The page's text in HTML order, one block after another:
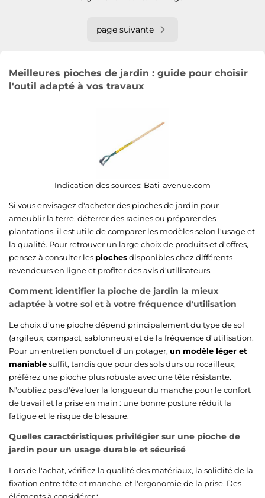
page suivante
Meilleures pioches de jardin : guide pour choisir
l'outil adapté à vos travaux
Indication des sources: Bati-avenue.com
Si vous envisagez d'acheter des pioches de jardin pour
ameublir la terre, déterrer des racines ou préparer des
plantations, il est utile de comparer les modèles selon l'usage et
la qualité. Pour retrouver un large choix de produits et d'offres,
pensez à consulter les piochesdisponibles chez différents
revendeurs en ligne et profiter des avis d'utilisateurs.
Comment identifier la pioche de jardin la mieux
adaptée à votre sol et à votre fréquence d'utilisation
Le choix d'une pioche dépend principalement du type de sol
(argileux, compact, sablonneux) et de la fréquence d'utilisation.
Pour un entretien ponctuel d'un potager, un modèle léger et
maniablesuffit, tandis que pour des sols durs ou rocailleux,
préférez une pioche plus robuste avec une tête résistante.
N'oubliez pas d'évaluer la longueur du manche pour le confort
de travail et la prise en main : une bonne posture réduit la
fatigue et le risque de blessure.
Quelles caractéristiques privilégier sur une pioche de
jardin pour un usage durable et sécurisé
Lors de l'achat, vérifiez la qualité des matériaux, la solidité de la
fixation entre tête et manche, et l'ergonomie de la prise. Des